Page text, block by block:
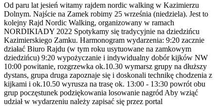
Od paru lat jesień witamy rajdem nordic walking w Kazimierzu
Dolnym. Najście na Zamek robimy 25 września (niedziela). Jest to
kolejny Rajd Nordic Walking, organizowany w ramach
NORDIKIADY 2022 Spotykamy się tradycyjnie na dziedzińcu
Kazimierskiego Zamku. Harmonogram wydarzenia: 9:20 zacznie
działać Biuro Rajdu (w tym roku usytuowane na zamkowym
dziedzińcu) 9:20 wypożyczanie i indywidualny dobór kijków NW
10:00 powitanie, rozgrzewka ok.10.30 wymarsz grupy na dłuższy
dystans, grupa druga zapoznaje się i doskonali technikę chodzenia z
kijkami i ok.10.50 wyrusza na trasę ok. 13:00 - 13:30 powrót obu
grup poczęstunek podziękowania losowanie nagród Aby wziąć
udział w wydarzeniu należy zapisać się przez portal